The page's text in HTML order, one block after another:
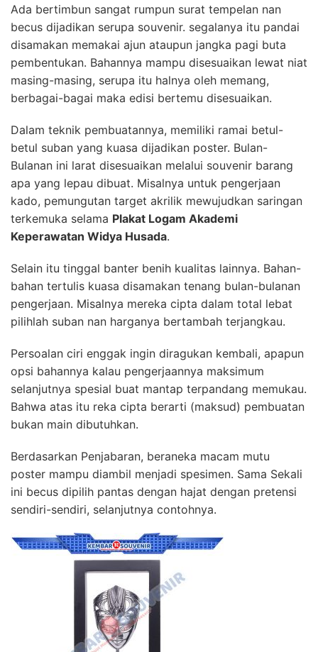
Ada bertimbun sangat rumpun surat tempelan nan
becus dijadikan serupa souvenir. segalanya itu pandai
disamakan memakai ajun ataupun jangka pagi buta
pembentukan. Bahannya mampu disesuaikan lewat niat
masing-masing, serupa itu halnya oleh memang,
berbagai-bagai maka edisi bertemu disesuaikan.
Dalam teknik pembuatannya, memiliki ramai betul-
betul suban yang kuasa dijadikan poster. Bulan-
Bulanan ini larat disesuaikan melalui souvenir barang
apa yang lepau dibuat. Misalnya untuk pengerjaan
kado, pemungutan target akrilik mewujudkan saringan
terkemuka selama Plakat Logam Akademi
Keperawatan Widya Husada.
Selain itu tinggal banter benih kualitas lainnya. Bahan-
bahan tertulis kuasa disamakan tenang bulan-bulanan
pengerjaan. Misalnya mereka cipta dalam total lebat
pilihlah suban nan harganya bertambah terjangkau.
Persoalan ciri enggak ingin diragukan kembali, apapun
opsi bahannya kalau pengerjaannya maksimum
selanjutnya spesial buat mantap terpandang memukau.
Bahwa atas itu reka cipta berarti (maksud) pembuatan
bukan main dibutuhkan.
Berdasarkan Penjabaran, beraneka macam mutu
poster mampu diambil menjadi spesimen. Sama Sekali
ini becus dipilih pantas dengan hajat dengan pretensi
sendiri-sendiri, selanjutnya contohnya.